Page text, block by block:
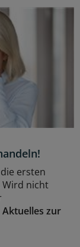
ersten
Wird nicht
Aktuelles zur